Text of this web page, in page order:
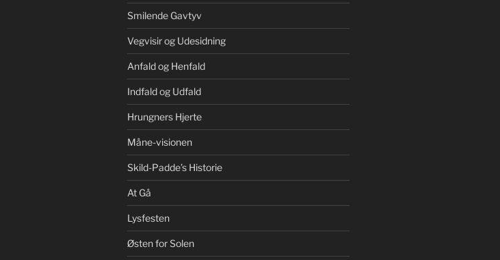
Smilende Gavtyv
Vegvisir og Udesidning
Anfald og Henfald
Indfald og Udfald
Hrungners Hjerte
Måne-visionen
Skild-Padde’s Historie
At Gå
Lysfesten
Østen for Solen